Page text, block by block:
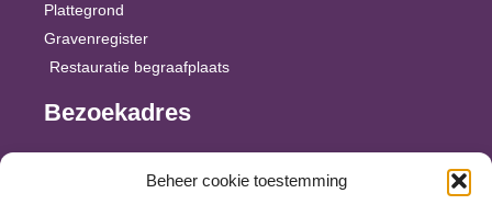
Beheer cookie toestemming
Plattegrond
Gravenregister
Restauratie begraafplaats
Bezoekadres
Lentfersweg 5
7461 EJ Rijssen